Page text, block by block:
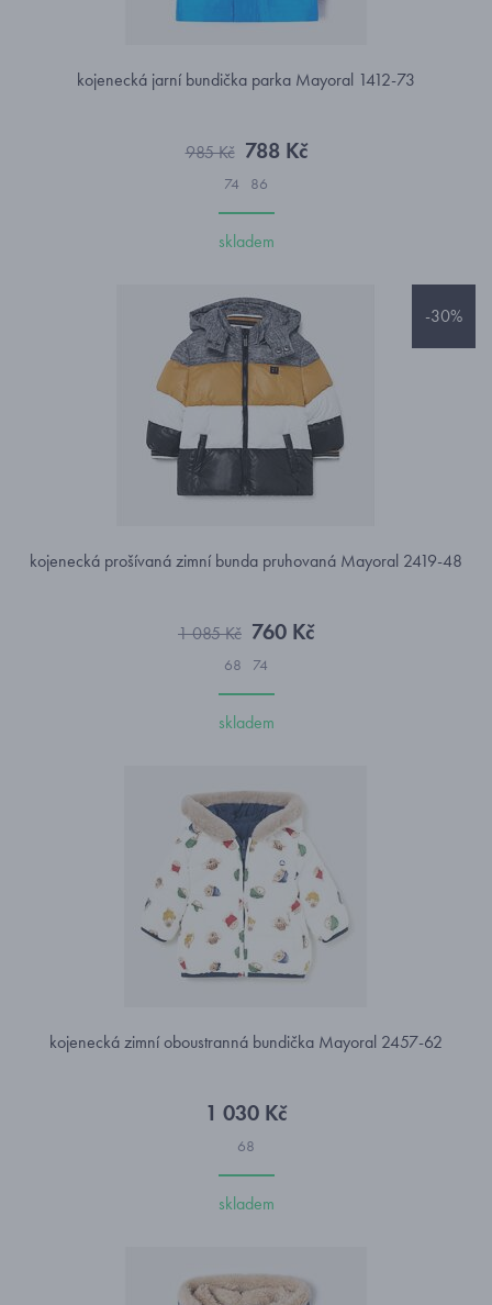
kojenecká jarní bundička parka Mayoral 1412-73
985 Kč 788 Kč
74 86
skladem
-30%
kojenecká prošívaná zimní bunda pruhovaná Mayoral 2419-48
1 085 Kč 760 Kč
68 74
skladem
kojenecká zimní oboustranná bundička Mayoral 2457-62
1 030 Kč
68
skladem